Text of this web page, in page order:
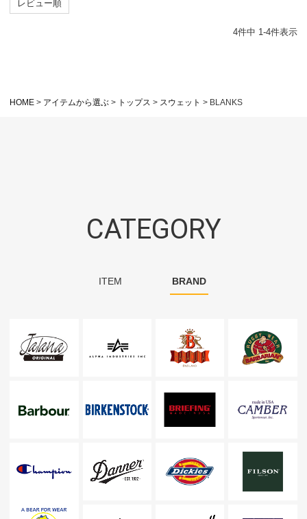
レビュー順
4件中 1 -4件表示
HOME アイテムから選ぶ トップス スウェット BLANKS
CATEGORY
ITEM BRAND